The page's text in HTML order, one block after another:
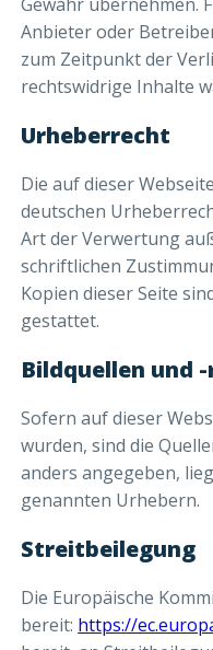
Anbieter oder
zum Zeitpunkt der
rechtswidrige Inhalte
Urheberrecht
Die auf dieser
deutschen
Art der Verwertung
schriftlichen
Kopien dieser Seite
gestattet.
Bildquellen und
Sofern auf dieser
wurden, sind die
anders angegeben,
genannten Urhebern.
Streitbeilegung
Die Europäische
bereit: https://